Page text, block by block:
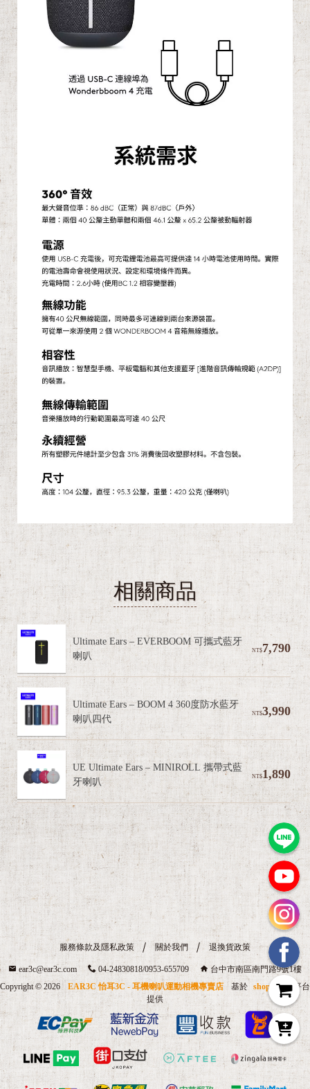
相關商品
7,790
Ultimate Ears – EVERBOOM 可攜式藍牙
喇叭
3,990
Ultimate Ears – BOOM 4 360度防水藍牙
喇叭四代
1,890
UE Ultimate Ears – MINIROLL 攜帶式藍
牙喇叭
服務條款及隱私政策 關於我們 退換貨政策
ear3c@ear3c.com 04-24830818/0953-655709
台中市南區南門路9號1樓
Copyright © 2026 EAR3C 怡耳3C - 耳機喇叭運動相機專賣店 基於 shopstore
平台
提供